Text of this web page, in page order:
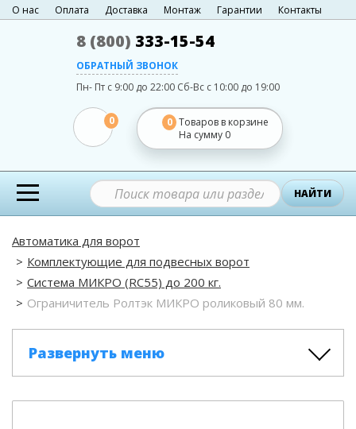
О нас Оплата Доставка Монтаж Гарантии Контакты
8 (800) 333-15-54
ОБРАТНЫЙ ЗВОНОК
Пн- Пт с 9:00 до 22:00 Сб-Вс с 10:00 до 19:00
0 0 Товаров в корзине
На сумму 0
НАЙТИ
Автоматика для ворот
Комплектующие для подвесных ворот
Система МИКРО (RC55) до 200 кг.
Ограничитель Ролтэк МИКРО роликовый 80 мм.
Развернуть меню